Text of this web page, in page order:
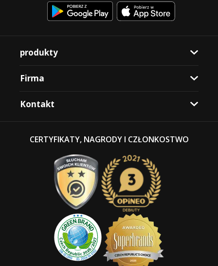
produkty
Firma
Kontakt
CERTYFIKATY, NAGRODY I CZŁONKOSTWO